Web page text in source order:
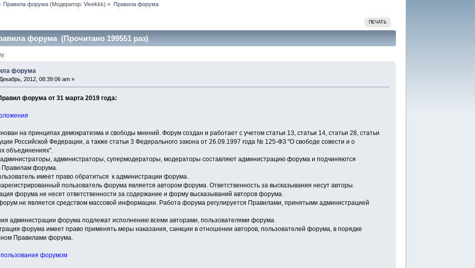
Правила форума (Модератор:Vivekkk) » Правила форума
ПЕЧАТЬ
форума (Прочитано 199551 раз)
форума
2012, 08:39:06 am »
форума от 31 марта 2019 года:
на принципах демократизма и свободы мнений. Форум создан и работает с учетом статьи 13, статьи 14, статьи 28, статьи
Российской Федерации, а также статьи 3 Федерального закона от 26.09.1997 года № 125-ФЗ "О свободе совести и о
объединениях".
администраторы, супермодераторы, модераторы составляют администрацию форума и подчиняются
Правилам форума.
имеет право обратиться к администрации форума.
пользователь форума является автором форума. Ответственность за высказывания несут авторы.
форума не несет ответственности за содержание и форму высказываний авторов форума.
не является средством массовой информации. Работа форума регулируется Правилами, принятыми администрацией
администрации форума подлежат исполнению всеми авторами, пользователями форума.
форума имеет право применять меры наказания, санкции в отношении авторов, пользователей форума, в порядке
Правилами форума.
форумом